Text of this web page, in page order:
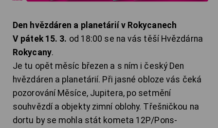
Den hvězdáren a planetárií v Rokycanech
V pátek 15. 3. od 18:00 se na vás těší Hvězdárna
Rokycany.
Je tu opět měsíc březen a s ním i český Den
hvězdáren a planetárií. Při jasné obloze vás čeká
pozorování Měsíce, Jupitera, po setmění
souhvězdí a objekty zimní oblohy. Třešničkou na
dortu by se mohla stát kometa 12P/Pons-